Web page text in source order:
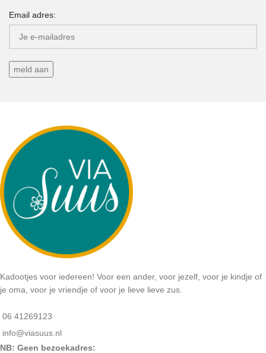
Email adres:
Kadootjes voor iedereen! Voor een ander, voor jezelf, voor je kindje of
je oma, voor je vriendje of voor je lieve lieve zus.
06 41269123
info@viasuus.nl
NB: Geen bezoekadres: